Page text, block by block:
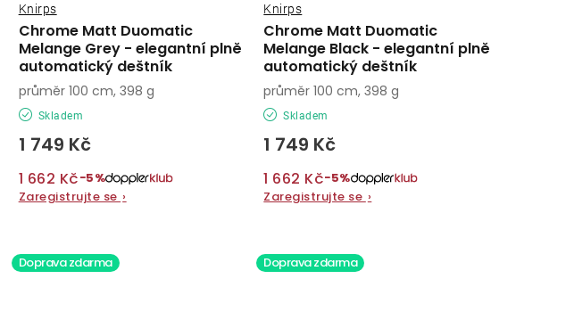
Chrome Matt Duomatic
Melange Grey - elegantní plně
automatický deštník
Knirps
Skladem
1 749 Kč
1 662 Kč−5%
Zaregistrujte se ›
průměr 100 cm, 398 g
Chrome Matt Duomatic
Melange Black - elegantní plně
automatický deštník
Knirps
Skladem
1 749 Kč
1 662 Kč−5%
Zaregistrujte se ›
průměr 100 cm, 398 g
Doprava zdarma Doprava zdarma